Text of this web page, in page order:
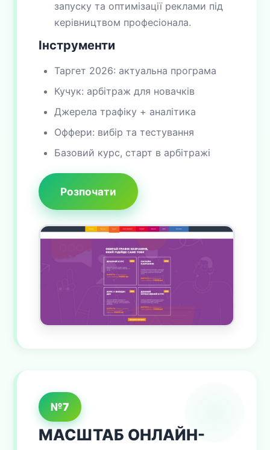
запуску та оптимізації реклами під
керівництвом професіонала.
Інструменти
Таргет 2026: актуальна програма
Кучук: арбітраж для новачків
Джерела трафіку + аналітика
Оффери: вибір та тестування
Базовий курс, старт в арбітражі
Розпочати
№7
МАСШТАБ ОНЛАЙН-